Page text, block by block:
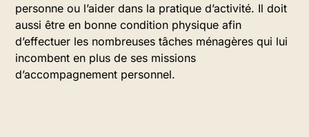
personne ou l’aider dans la pratique d’activité. Il doit
aussi être en bonne condition physique afin
d’effectuer les nombreuses tâches ménagères qui lui
incombent en plus de ses missions
d’accompagnement personnel.